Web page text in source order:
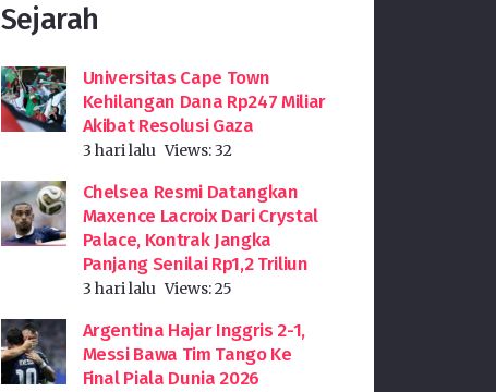
Sejarah
Universitas Cape Town
Kehilangan Dana Rp247 Miliar
Akibat Resolusi Gaza
3 hari lalu Views:32
Chelsea Resmi Datangkan
Maxence Lacroix Dari Crystal
Palace, Kontrak Jangka
Panjang Senilai Rp1,2 Triliun
3 hari lalu Views:25
Argentina Hajar Inggris 2-1,
Messi Bawa Tim Tango Ke
Final Piala Dunia 2026